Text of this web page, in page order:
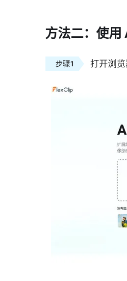
方法二：使用
步骤1 打开浏